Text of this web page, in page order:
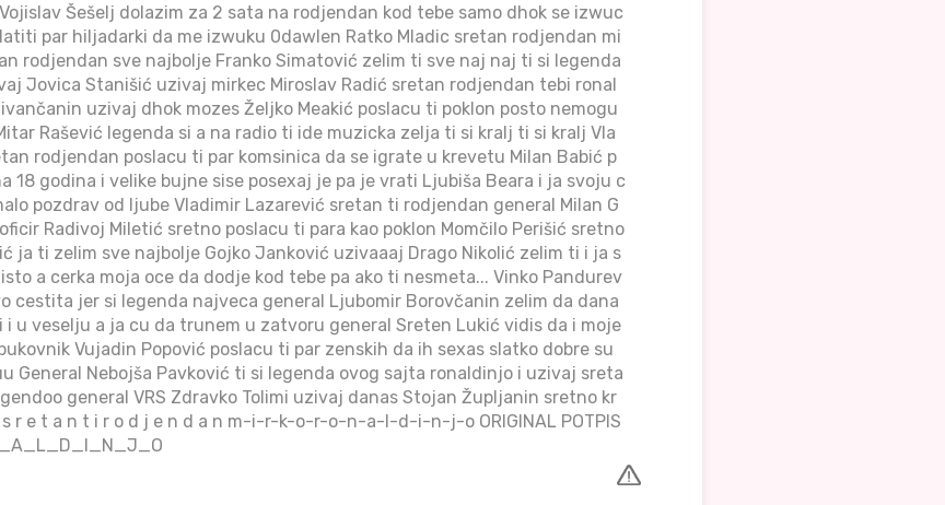
Šešelj dolazim za 2 sata na rodjendan kod tebe samo dhok se izwuc
par hiljadarki da me izwuku 0dawlen Ratko Mladic sretan rodjendan mi
rodjendan sve najbolje Franko Simatović zelim ti sve naj naj ti si legenda
Jovica Stanišić uzivaj mirkec Miroslav Radić sretan rodjendan tebi ronal
uzivaj dhok mozes Željko Meakić poslacu ti poklon posto nemogu
Rašević legenda si a na radio ti ide muzicka zelja ti si kralj ti si kralj Vla
rodjendan poslacu ti par komsinica da se igrate u krevetu Milan Babić p
18 godina i velike bujne sise posexaj je pa je vrati Ljubiša Beara i ja svoju c
pozdrav od ljube Vladimir Lazarević sretan ti rodjendan general Milan G
Radivoj Miletić sretno poslacu ti para kao poklon Momčilo Perišić sretno
ja ti zelim sve najbolje Gojko Janković uzivaaaj Drago Nikolić zelim ti i ja s
a cerka moja oce da dodje kod tebe pa ako ti nesmeta... Vinko Pandurev
cestita jer si legenda najveca general Ljubomir Borovčanin zelim da dana
i u veselju a ja cu da trunem u zatvoru general Sreten Lukić vidis da i moje
Vujadin Popović poslacu ti par zenskih da ih sexas slatko dobre su
General Nebojša Pavković ti si legenda ovog sajta ronaldinjo i uzivaj sreta
general VRS Zdravko Tolimi uzivaj danas Stojan Župljanin sretno kr
r e t a n t i r o d j e n d a n m-i-r-k-o-r-o-n-a-l-d-i-n-j-o ORIGINAL POTPIS